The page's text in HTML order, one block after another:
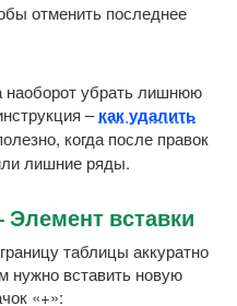
отменить последнее
наоборот убрать лишнюю
–как удалить
когда после правок
лишние ряды.
вставки
таблицы аккуратно
нужно вставить новую
«+»: